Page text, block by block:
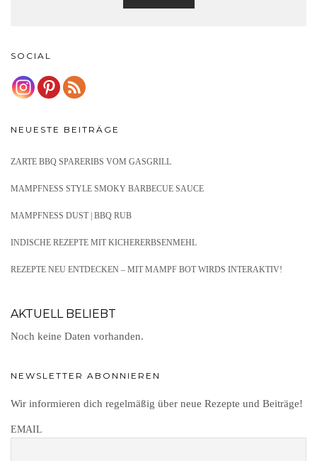
SOCIAL
NEUESTE BEITRÄGE
ZARTE BBQ SPARERIBS VOM GASGRILL
MAMPFNESS STYLE SMOKY BARBECUE SAUCE
MAMPFNESS DUST | BBQ RUB
INDISCHE REZEPTE MIT KICHERERBSENMEHL
REZEPTE NEU ENTDECKEN – MIT MAMPF BOT WIRDS INTERAKTIV!
AKTUELL BELIEBT
Noch keine Daten vorhanden.
NEWSLETTER ABONNIEREN
Wir informieren dich regelmäßig über neue Rezepte und Beiträge!
EMAIL